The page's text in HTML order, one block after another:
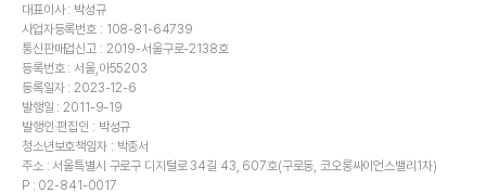
대표이사 : 박성규
사업자등록번호 : 108-81-64739
통신판매업신고 : 2019-서울구로-2138호
등록번호 : 서울,아55203
등록일자 : 2023-12-6
발행일 : 2011-9-19
발행인·편집인 : 박성규
청소년보호책임자 : 박종서
주소 : 서울특별시 구로구 디지털로 34길 43, 607호(구로동, 코오롱싸이언스밸리1차)
P : 02-841-0017